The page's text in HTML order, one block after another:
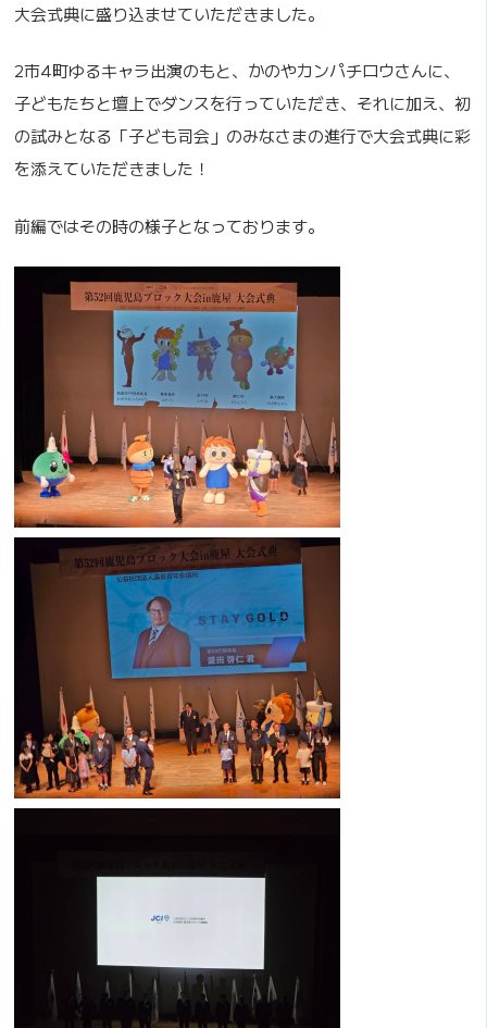
大会式典に盛り込ませていただきました。
2市4町ゆるキャラ出演のもと、かのやカンパチロウさんに、
子どもたちと壇上でダンスを行っていただき、それに加え、初
の試みとなる「子ども司会」のみなさまの進行で大会式典に彩
を添えていただきました！
前編ではその時の様子となっております。